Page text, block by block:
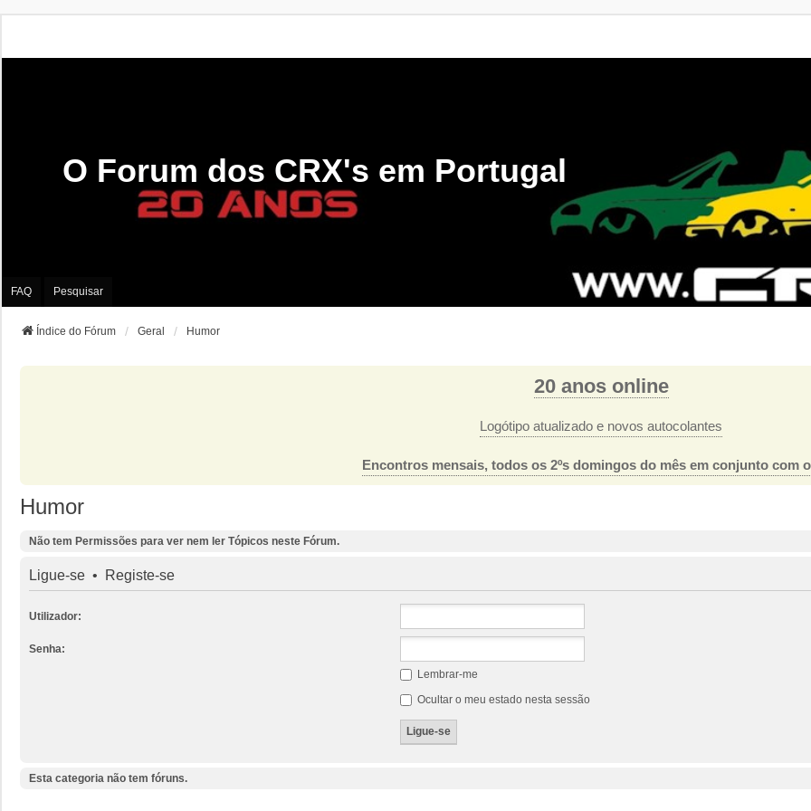
O Forum dos CRX's em Portugal
FAQ Pesquisar
Índice do Fórum Geral Humor
20 anos online
Logótipo atualizado e novos autocolantes
Encontros mensais, todos os 2ºs domingos do mês em conjunto com
Humor
Não tem Permissões para ver nem ler Tópicos neste Fórum.
Ligue-se • Registe-se
Utilizador:
Senha:
Lembrar-me
Ocultar o meu estado nesta sessão
Esta categoria não tem fóruns.